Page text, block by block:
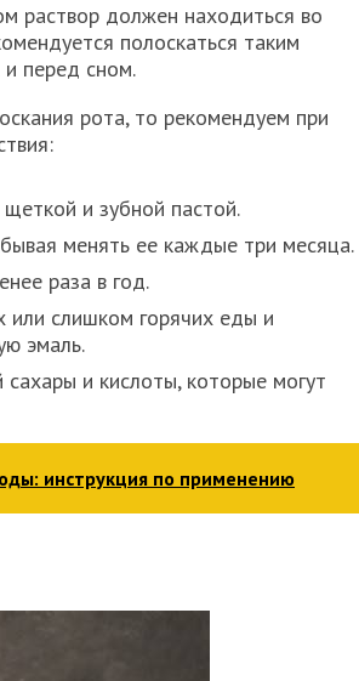
раствор должен находиться во
полоскаться таким
перед сном.
рота, то рекомендуем при
и зубной пастой.
менять ее каждые три месяца.
раза в год.
или слишком горячих еды и
эмаль.
и кислоты, которые могут
инструкция по применению